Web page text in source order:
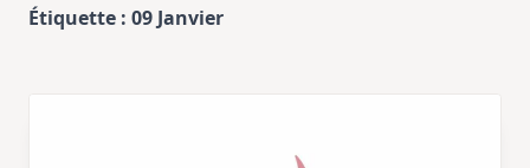
Étiquette : 09 Janvier